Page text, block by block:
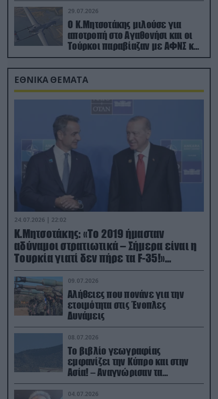
29.07.2026
Ο Κ.Μητσοτάκης μιλούσε για
αποτροπή στο Αγαθονήσι και οι
Τούρκοι παραβίαζαν με ΑΦΝΣ και
drone
ΕΘΝΙΚΑ ΘΕΜΑΤΑ
24.07.2026 | 22:02
Κ.Μητσοτάκης: «Το 2019 ήμασταν
αδύναμοι στρατιωτικά – Σήμερα είναι η
Τουρκία γιατί δεν πήρε τα F-35!»
(βίντεο)
09.07.2026
Αλήθειες που πονάνε για την
ετοιμότητα στις Ένοπλες
Δυνάμεις
08.07.2026
Το βιβλίο γεωγραφίας
εμφανίζει την Κύπρο και στην
Ασία! – Αναγνώρισαν τα
κατεχόμενα; (φωτο)
04.07.2026